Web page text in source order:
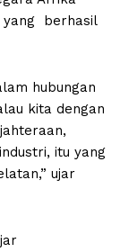
yang berhasil
hubungan
kita dengan
itu yang
ujar